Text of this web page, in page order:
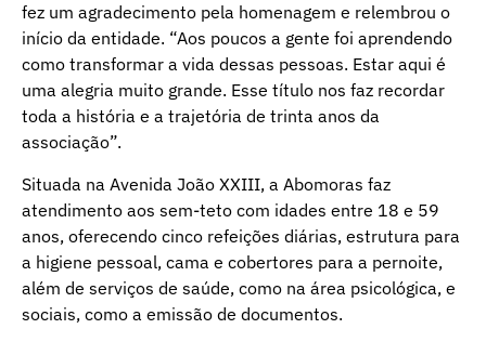
fez um agradecimento pela homenagem e relembrou o
início da entidade. “Aos poucos a gente foi aprendendo
como transformar a vida dessas pessoas. Estar aqui é
uma alegria muito grande. Esse título nos faz recordar
toda a história e a trajetória de trinta anos da
associação”.
Situada na Avenida João XXIII, a Abomoras faz
atendimento aos sem-teto com idades entre 18 e 59
anos, oferecendo cinco refeições diárias, estrutura para
a higiene pessoal, cama e cobertores para a pernoite,
além de serviços de saúde, como na área psicológica, e
sociais, como a emissão de documentos.